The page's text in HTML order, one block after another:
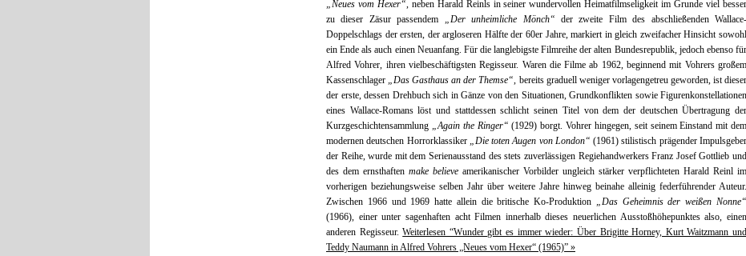
„Neues vom Hexer“, neben Harald Reinls in seiner wundervollen Heimatfilmseligkeit im Grunde viel besser
zu dieser Zäsur passendem „Der unheimliche Mönch“ der zweite Film des abschließenden Wallace-
Doppelschlags der ersten, der argloseren Hälfte der 60er Jahre, markiert in gleich zweifacher Hinsicht sowohl
ein Ende als auch einen Neuanfang. Für die langlebigste Filmreihe der alten Bundesrepublik, jedoch ebenso für
Alfred Vohrer, ihren vielbeschäftigsten Regisseur. Waren die Filme ab 1962, beginnend mit Vohrers großem
Kassenschlager „Das Gasthaus an der Themse“, bereits graduell weniger vorlagengetreu geworden, ist dieser
der erste, dessen Drehbuch sich in Gänze von den Situationen, Grundkonflikten sowie Figurenkonstellationen
eines Wallace-Romans löst und stattdessen schlicht seinen Titel von dem der deutschen Übertragung der
Kurzgeschichtensammlung „Again the Ringer“ (1929) borgt. Vohrer hingegen, seit seinem Einstand mit dem
modernen deutschen Horrorklassiker „Die toten Augen von London“ (1961) stilistisch prägender Impulsgeber
der Reihe, wurde mit dem Serienausstand des stets zuverlässigen Regiehandwerkers Franz Josef Gottlieb und
des dem ernsthaften make believe amerikanischer Vorbilder ungleich stärker verpflichteten Harald Reinl im
vorherigen beziehungsweise selben Jahr über weitere Jahre hinweg beinahe alleinig federführender Auteur.
Zwischen 1966 und 1969 hatte allein die britische Ko-Produktion „Das Geheimnis der weißen Nonne“
(1966), einer unter sagenhaften acht Filmen innerhalb dieses neuerlichen Ausstoßhöhepunktes also, einen
anderen Regisseur.Weiterlesen “Wunder gibt es immer wieder: Über Brigitte Horney, Kurt Waitzmann und
Teddy Naumann in Alfred Vohrers „Neues vom Hexer“ (1965)” »